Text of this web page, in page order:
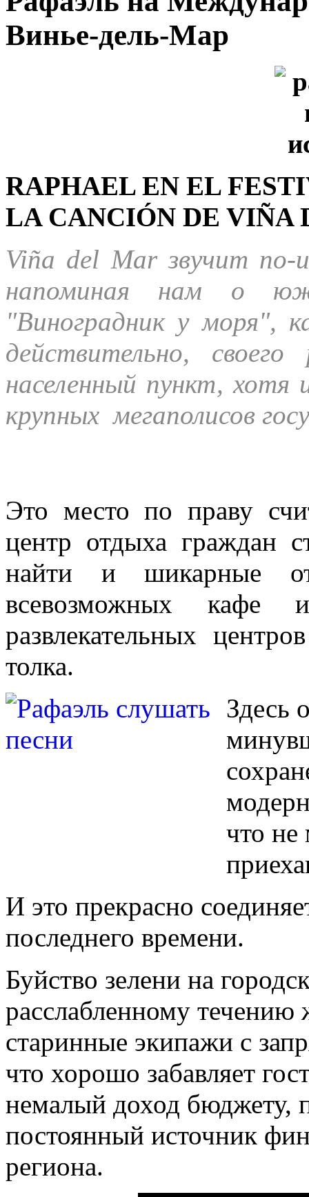
Винье-дель-Мар
RAPHAEL EN EL
LA CANCIÓN DE VIÑA
Viña del Mar звучит по-
напоминая нам о
"Виноградник у моря",
действительно,
населенный пункт,
крупных мегаполисов
Это место по праву
центр отдыха граждан
найти и шикарные
всевозможных кафе
развлекательных
толка.
Здесь
что не
И это прекрасно
последнего времени.
Буйство зелени на
расслабленному
старинные экипажи с
что хорошо забавляет
немалый доход бюджету,
постоянный источник
региона.